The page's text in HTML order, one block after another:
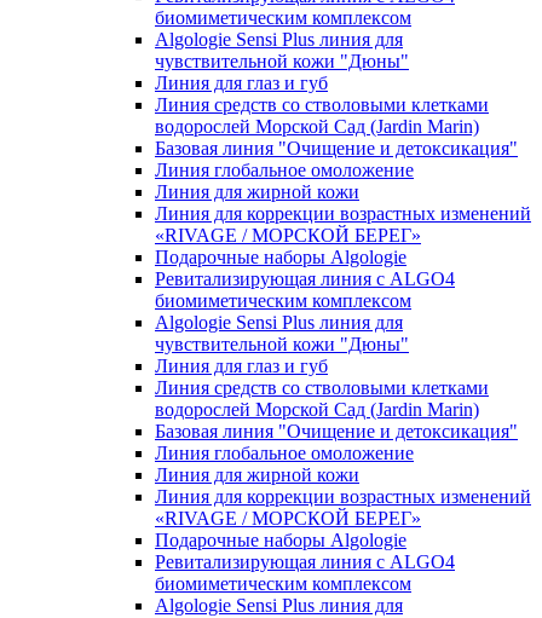
биомиметическим комплексом
Algologie Sensi Plus линия для
чувcтвительной кожи "Дюны"
Линия для глаз и губ
Линия средств со стволовыми клетками
водорослей Морской Сад (Jardin Marin)
Базовая линия "Очищение и детоксикация"
Линия глобальное омоложение
Линия для жирной кожи
Линия для коррекции возрастных изменений
«RIVAGE / МОРСКОЙ БЕРЕГ»
Подарочные наборы Algologie
Ревитализирующая линия с ALGO4
биомиметическим комплексом
Algologie Sensi Plus линия для
чувcтвительной кожи "Дюны"
Линия для глаз и губ
Линия средств со стволовыми клетками
водорослей Морской Сад (Jardin Marin)
Базовая линия "Очищение и детоксикация"
Линия глобальное омоложение
Линия для жирной кожи
Линия для коррекции возрастных изменений
«RIVAGE / МОРСКОЙ БЕРЕГ»
Подарочные наборы Algologie
Ревитализирующая линия с ALGO4
биомиметическим комплексом
Algologie Sensi Plus линия для